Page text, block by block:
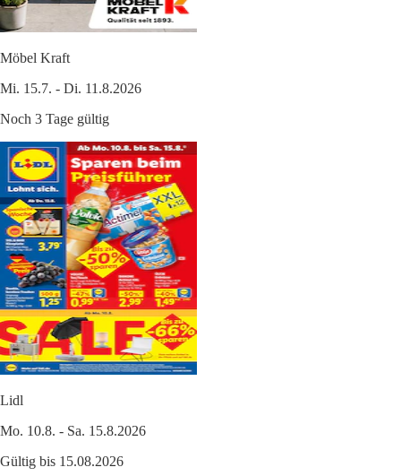
Möbel Kraft
Mi. 15.7. - Di. 11.8.2026
Noch 3 Tage gültig
Lidl
Mo. 10.8. - Sa. 15.8.2026
Gültig bis 15.08.2026